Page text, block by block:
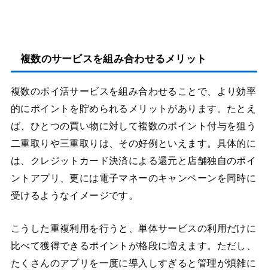
複数のサービスを組み合わせるメリット
複数のポイ活サービスを組み合わせることで、より効率
的にポイントを貯められるメリットがあります。たとえ
ば、ひとつの買い物に対して複数のポイント付与を狙う
二重取りや三重取りは、その好例といえます。具体的に
は、クレジットカード決済による還元と店舗独自のポイ
ントアプリ、更には電子マネーのキャンペーンを同時に
受けるようなイメージです。
こうした重複利用を行うと、単体サービスの利用だけに
比べて獲得できるポイントが格段に増えます。ただし、
たくさんのアプリを一度に導入しすぎると管理が煩雑に